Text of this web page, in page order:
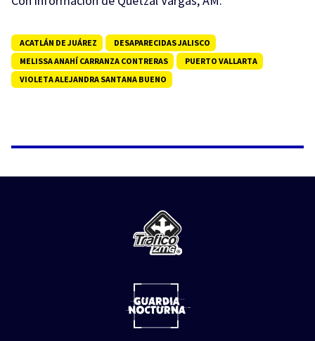
ACATLÁN DE JUÁREZ
DESAPARECIDAS JALISCO
MELISSA ANAHÍ CARRANZA CONTRERAS
PUERTO VALLARTA
VIOLETA ALEJANDRA SANTANA BUENO